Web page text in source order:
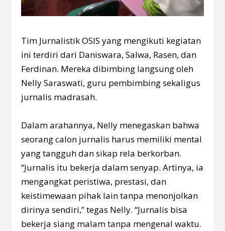
Tim Jurnalistik OSIS yang mengikuti kegiatan
ini terdiri dari Daniswara, Salwa, Rasen, dan
Ferdinan. Mereka dibimbing langsung oleh
Nelly Saraswati, guru pembimbing sekaligus
jurnalis madrasah.
Dalam arahannya, Nelly menegaskan bahwa
seorang calon jurnalis harus memiliki mental
yang tangguh dan sikap rela berkorban.
“Jurnalis itu bekerja dalam senyap. Artinya, ia
mengangkat peristiwa, prestasi, dan
keistimewaan pihak lain tanpa menonjolkan
dirinya sendiri,” tegas Nelly. “Jurnalis bisa
bekerja siang malam tanpa mengenal waktu.